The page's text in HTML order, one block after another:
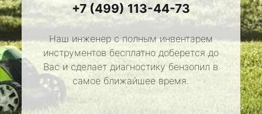
+7 (499) 113-44-73
Наш инженер с полным инвентарем
инструментов бесплатно доберется до
Вас и сделает диагностику бензопил в
самое ближайшее время.